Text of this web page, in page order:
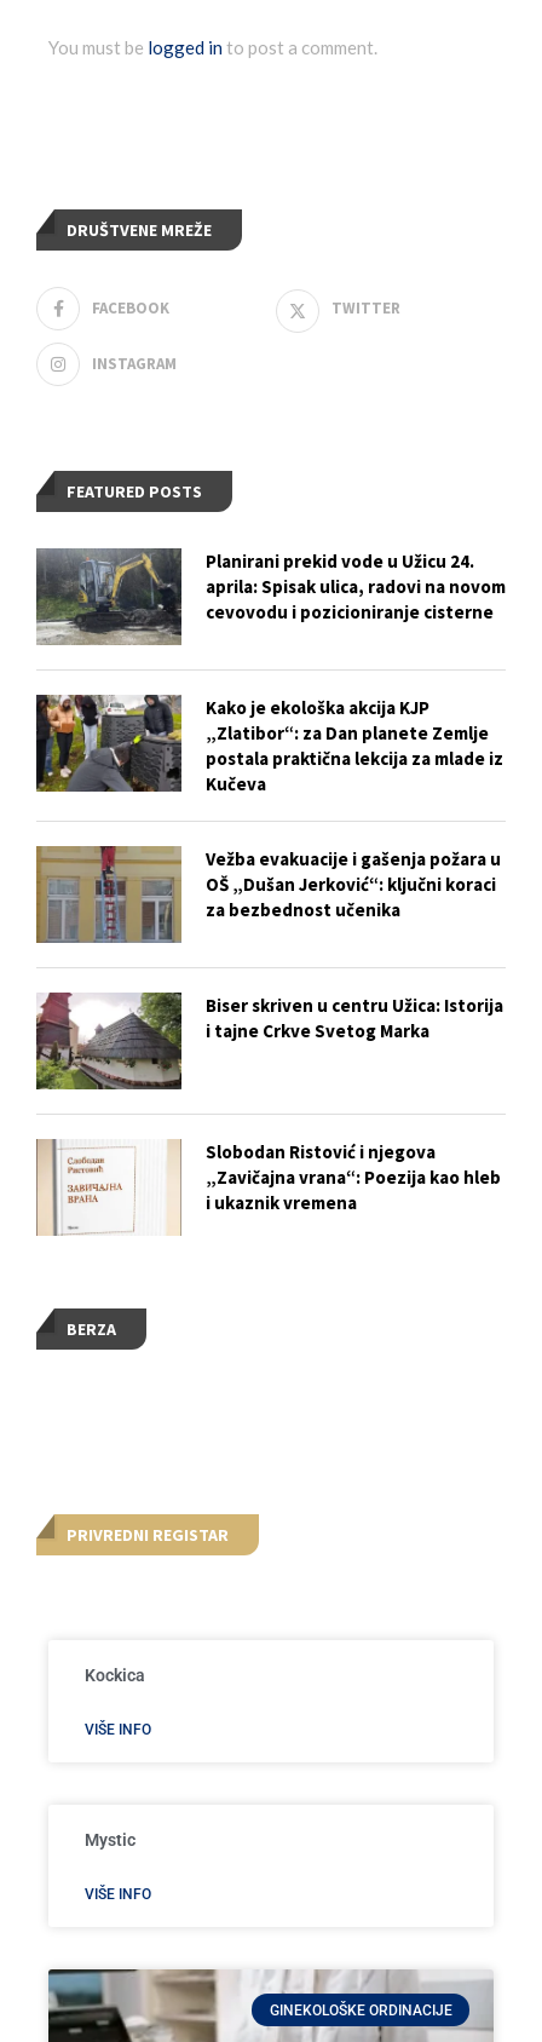
You must be logged into post a comment.
BERZA
PRIVREDNI REGISTAR
Kockica
VIŠE INFO
Mystic
VIŠE INFO
GINEKOLOŠKE ORDINACIJE
DRUŠTVENE MREŽE
FACEBOOK TWITTER
INSTAGRAM
FEATURED POSTS
Planirani prekid vode u Užicu 24.
aprila: Spisak ulica, radovi na novom
cevovodu i pozicioniranje cisterne
Kako je ekološka akcija KJP
„Zlatibor“: za Dan planete Zemlje
postala praktična lekcija za mlade iz
Kučeva
Vežba evakuacije i gašenja požara u
OŠ „Dušan Jerković“: ključni koraci
za bezbednost učenika
Biser skriven u centru Užica: Istorija
i tajne Crkve Svetog Marka
Slobodan Ristović i njegova
„Zavičajna vrana“: Poezija kao hleb
i ukaznik vremena